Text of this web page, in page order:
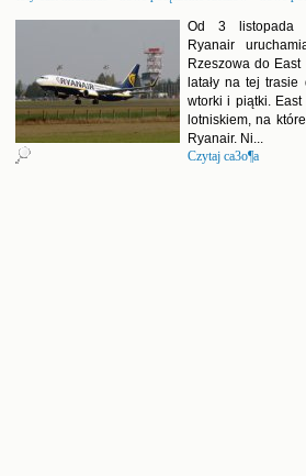
Od 3 listopada
Ryanair
Rzeszowa do
latały na tej
wtorki i piątki.
lotniskiem, na
Ryanair. Ni...
Czytaj ca3o¶a